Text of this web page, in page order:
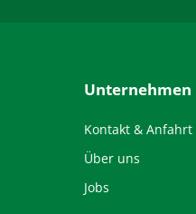
Unternehmen
Kontakt & Anfahrt
Über uns
Jobs